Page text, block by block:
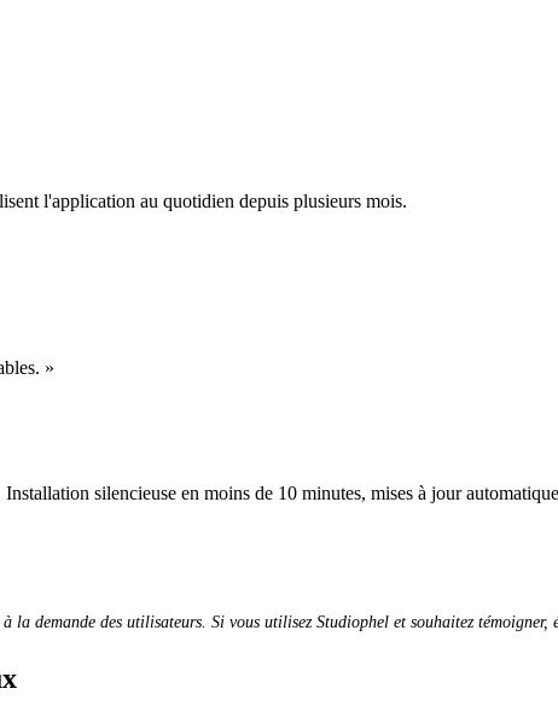
l'application au quotidien depuis plusieurs mois.
»
silencieuse en moins de 10 minutes, mises à jour
à la demande des utilisateurs. Si vous utilisez Studiophel et souhaitez témoigner,